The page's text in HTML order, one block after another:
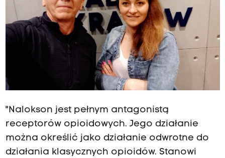
"Nalokson jest pełnym antagonistą
receptorów opioidowych. Jego działanie
można określić jako działanie odwrotne do
działania klasycznych opioidów. Stanowi